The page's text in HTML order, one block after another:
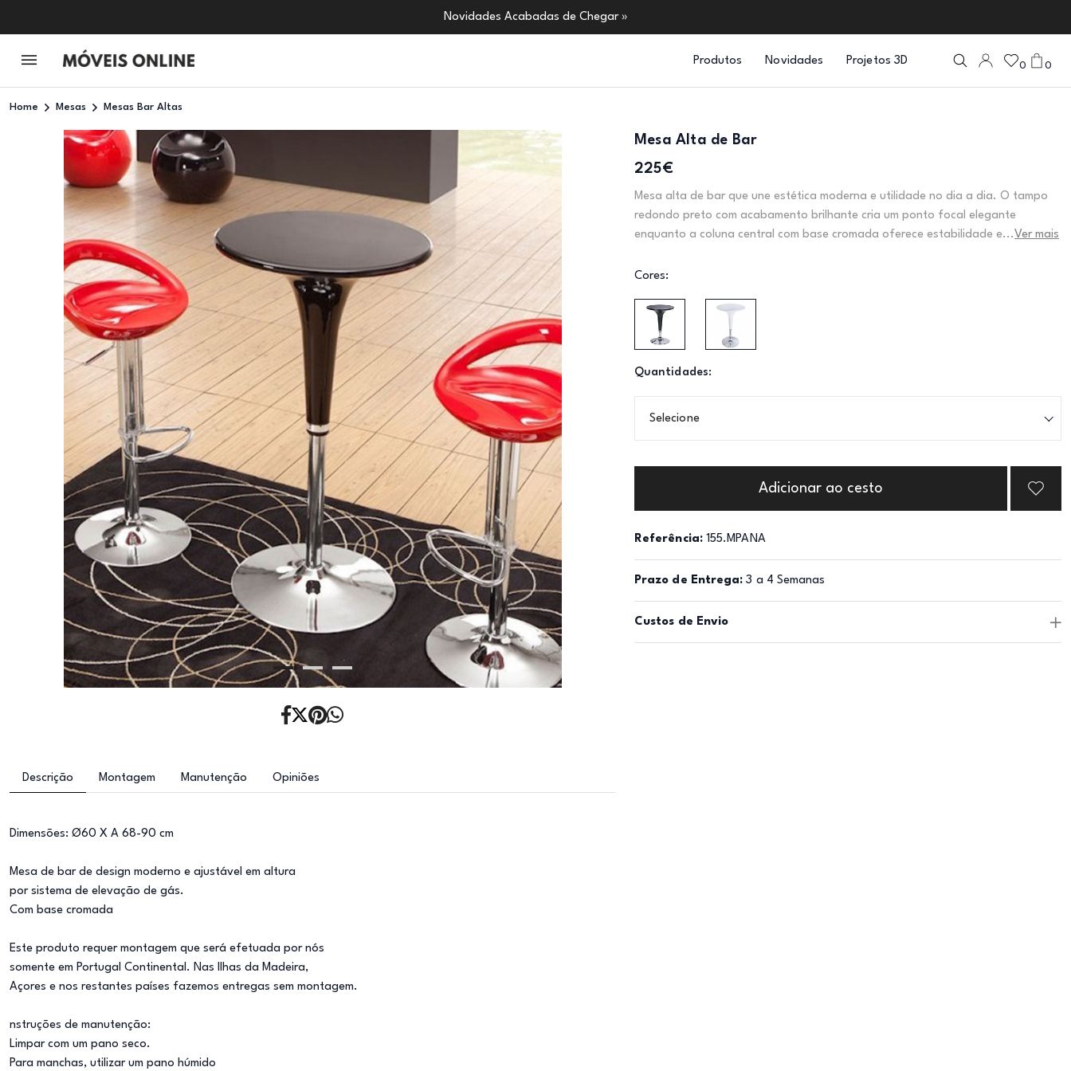
Novidades Acabadas de Chegar »
Produtos Novidades Projetos 3D 0 0
Home Mesas Mesas Bar Altas
Mesa Alta de Bar
225€
Mesa alta de bar que une estética moderna e utilidade no dia a dia. O tampo
redondo preto com acabamento brilhante cria um ponto focal elegante
enquanto a coluna central com base cromada oferece estabilidade e... Ver mais
Cores:
Quantidades:
Selecione
Adicionar ao cesto
Referência: 155.MPANA
Prazo de Entrega: 3 a 4 Semanas
Custos de Envio
Descrição Montagem Manutenção Opiniões
Dimensões: Ø60 X A 68-90 cm
Mesa de bar de design moderno e ajustável em altura
por sistema de elevação de gás.
Com base cromada
Este produto requer montagem que será efetuada por nós
somente em Portugal Continental. Nas Ilhas da Madeira,
Açores e nos restantes países fazemos entregas sem montagem.
nstruções de manutenção:
Limpar com um pano seco.
Para manchas, utilizar um pano húmido